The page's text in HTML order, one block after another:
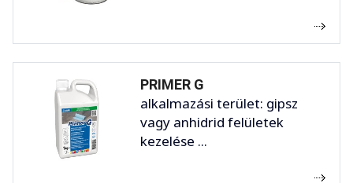
PRIMER G
alkalmazási terület: gipsz
vagy anhidrid felületek
kezelése ...